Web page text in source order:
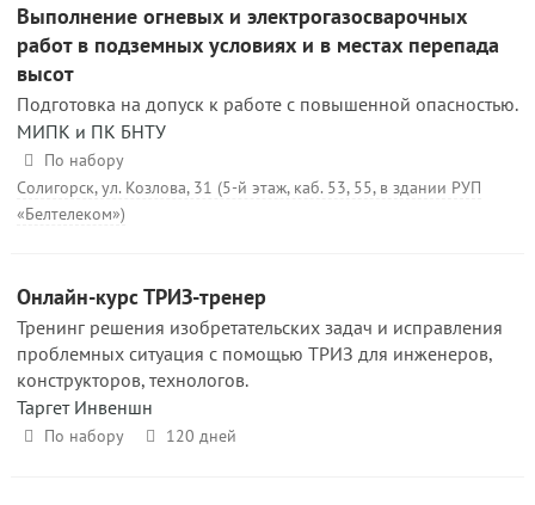
Выполнение огневых и электрогазосварочных
работ в подземных условиях и в местах перепада
высот
Подготовка на допуск к работе с повышенной опасностью.
МИПК и ПК БНТУ
По набору
Солигорск, ул. Козлова, 31 (5-й этаж, каб. 53, 55, в здании РУП
«Белтелеком»)
Онлайн-курс ТРИЗ-тренер
Тренинг решения изобретательских задач и исправления
проблемных ситуация с помощью ТРИЗ для инженеров,
конструкторов, технологов.
Таргет Инвеншн
По набору 120 дней